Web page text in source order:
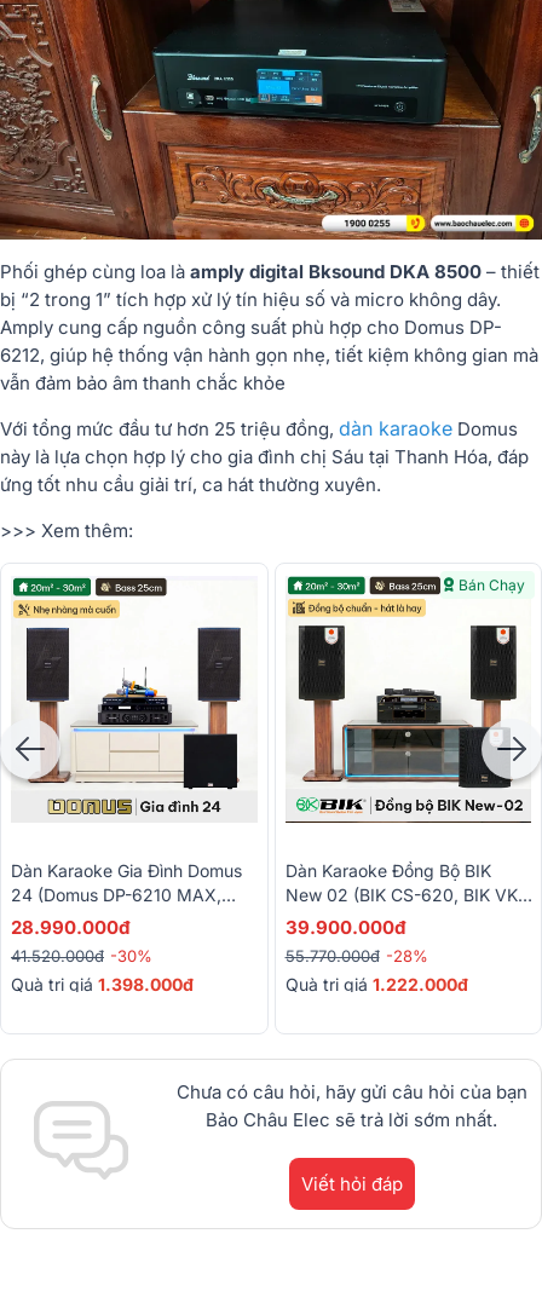
Phối ghép cùng loa là amply digital Bksound DKA 8500 – thiết
bị “2 trong 1” tích hợp xử lý tín hiệu số và micro không dây.
Amply cung cấp nguồn công suất phù hợp cho Domus DP-
6212, giúp hệ thống vận hành gọn nhẹ, tiết kiệm không gian mà
vẫn đảm bảo âm thanh chắc khỏe
Với tổng mức đầu tư hơn 25 triệu đồng, dàn karaoke Domus
này là lựa chọn hợp lý cho gia đình chị Sáu tại Thanh Hóa, đáp
ứng tốt nhu cầu giải trí, ca hát thường xuyên.
>>> Xem thêm:
Dàn Karaoke Gia Đình Domus
24 (Domus DP-6210 MAX,
Audiocenter CT1200,
SW212, BCE U900 Plus X)
28.990.000đ
41.520.000đ -30%
Quà trị giá 1.398.000đ
Bán Chạy
Dàn Karaoke Đồng Bộ BIK
New 02 (BIK CS-620, BIK VK-
A52, BIK VK-R51, BIK BBK-
39.900.000đ
55.770.000đ -28%
Quà trị giá 1.222.000đ
Chưa có câu hỏi, hãy gửi câu hỏi của bạn
Bảo Châu Elec sẽ trả lời sớm nhất.
Viết hỏi đáp